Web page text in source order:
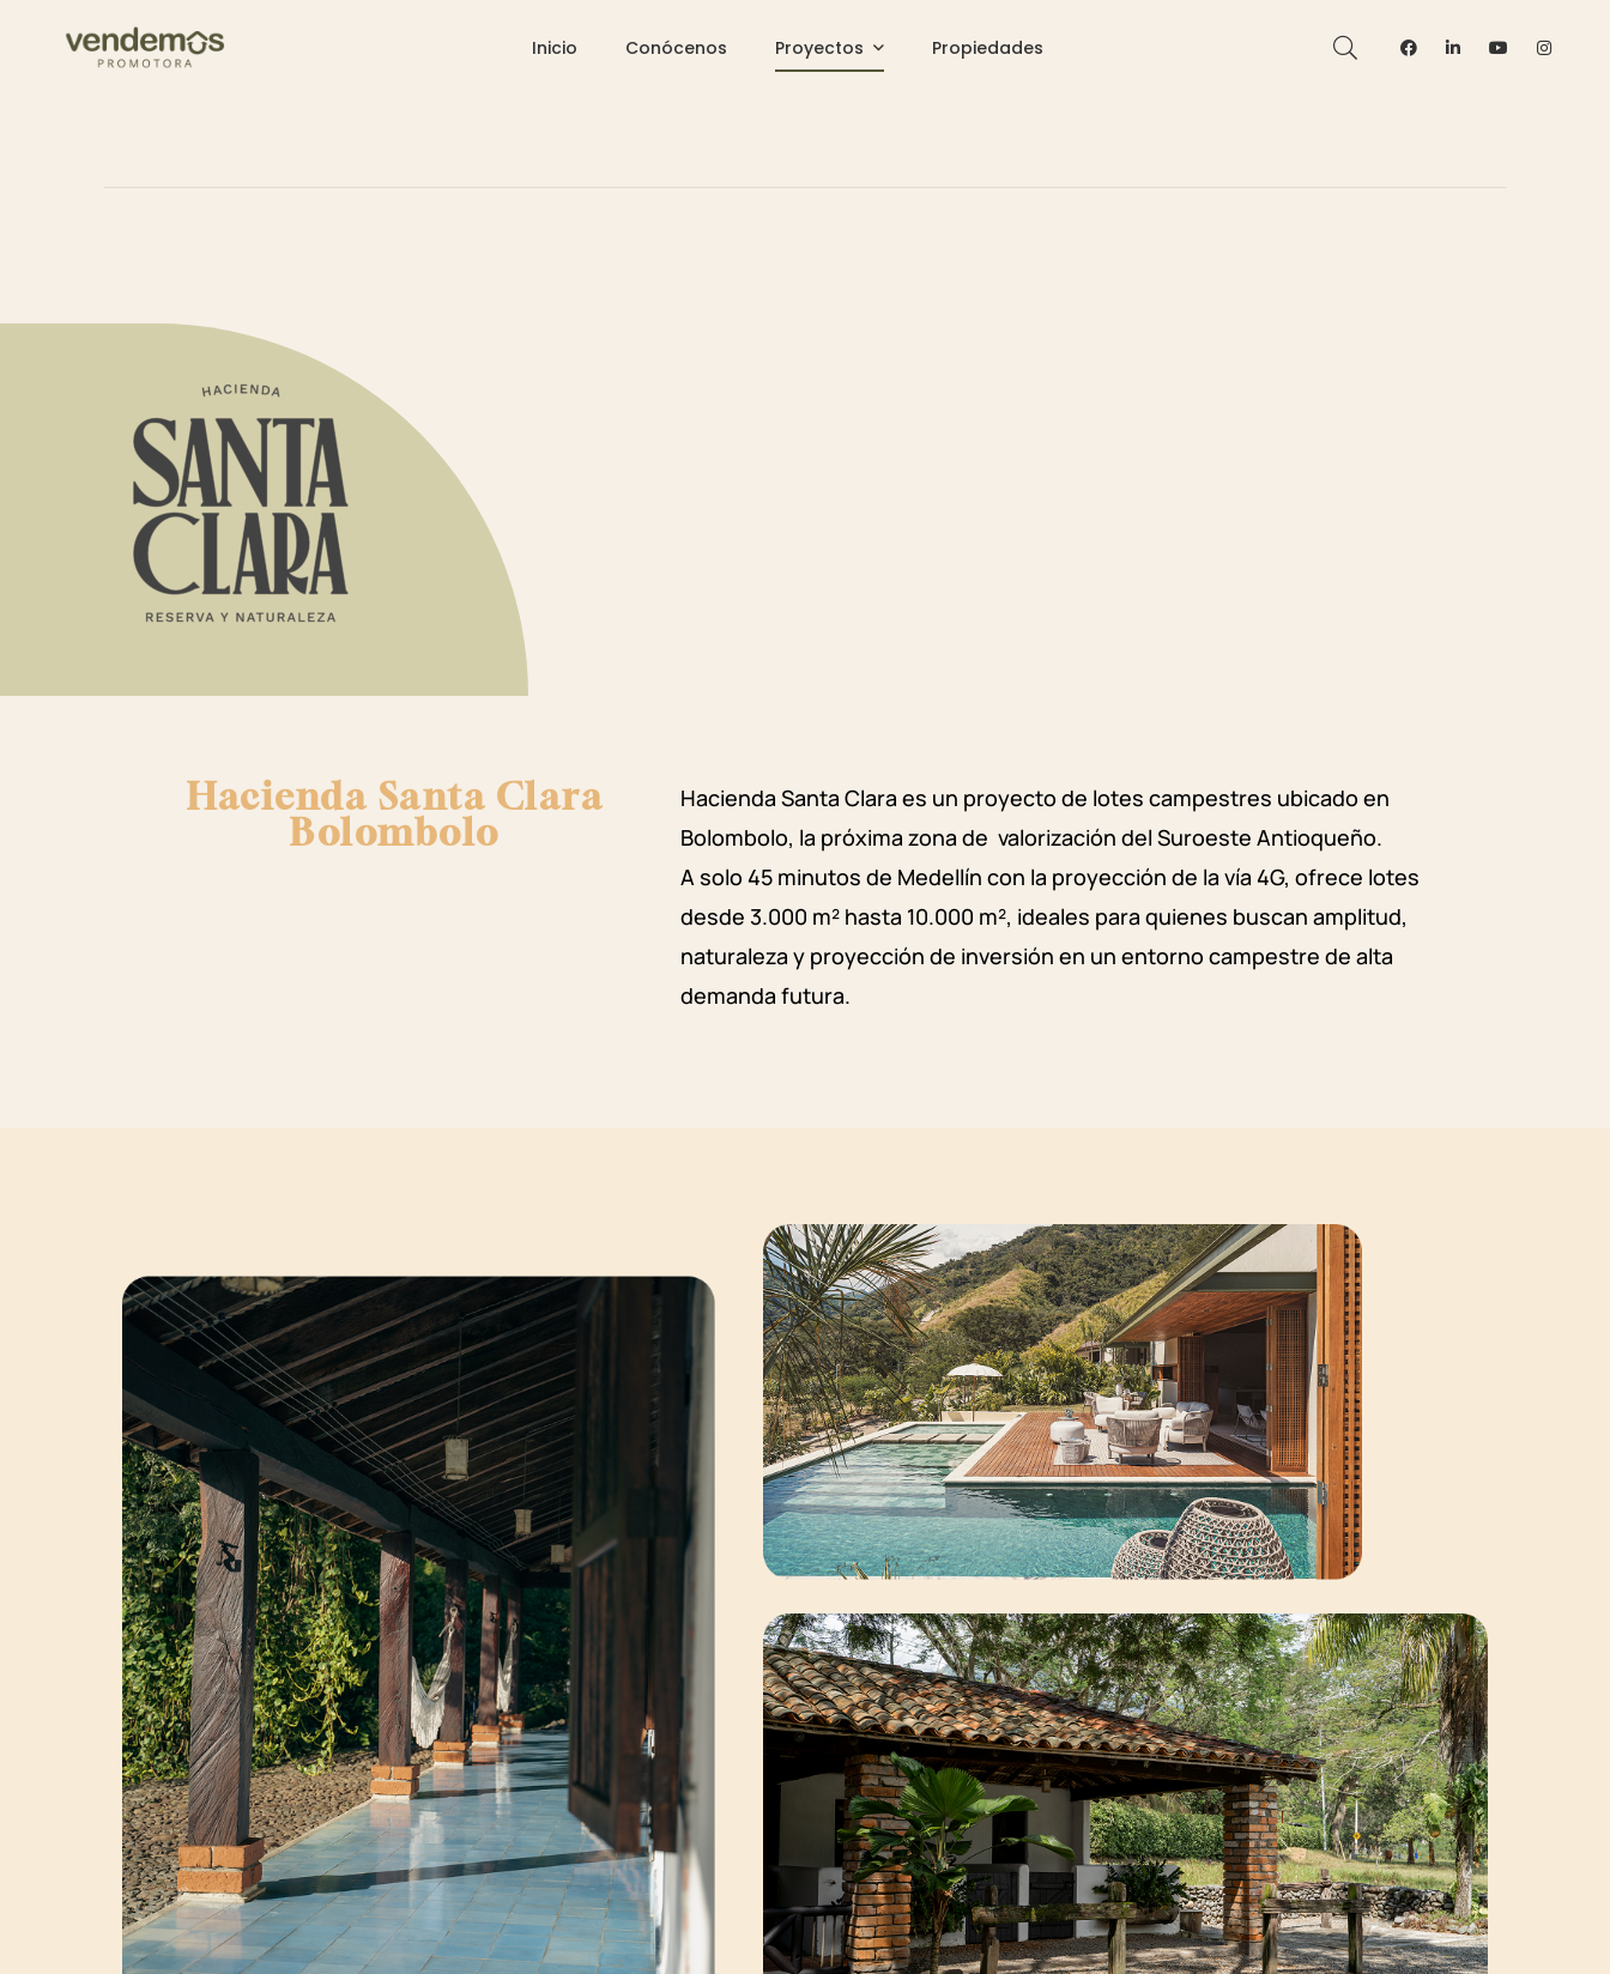
Inicio Conócenos Proyectos Propiedades
Hacienda Santa Clara
Bolombolo
Hacienda Santa Clara es un proyecto de lotes campestres ubicado en
Bolombolo, la próxima zona de valorización del Suroeste Antioqueño.
A solo 45 minutos de Medellín con la proyección de la vía 4G, ofrece lotes
desde 3.000 m² hasta 10.000 m², ideales para quienes buscan amplitud,
naturaleza y proyección de inversión en un entorno campestre de alta
demanda futura.